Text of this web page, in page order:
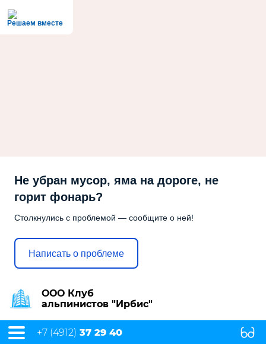
Решаем вместе
Не убран мусор, яма на дороге, не
горит фонарь?
Столкнулись с проблемой — сообщите о ней!
Написать о проблеме
ООО Клуб
альпинистов "Ирбис"
+7 (4912) 37 29 40